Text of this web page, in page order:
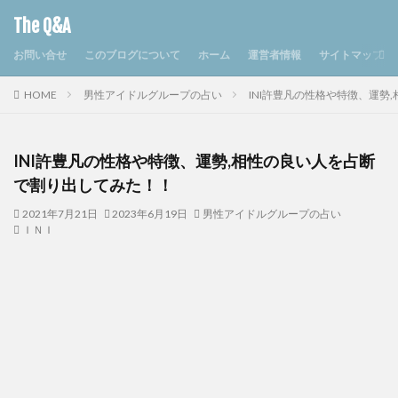
The Q&A
お問い合せ このブログについて ホーム 運営者情報 サイトマップ
HOME 男性アイドルグループの占い INI許豊凡の性格や特徴、運勢
INI許豊凡の性格や特徴、運勢,相性の良い人を占断
で割り出してみた！！
2021年7月21日 2023年6月19日
男性アイドルグループの占い
ＩＮＩ